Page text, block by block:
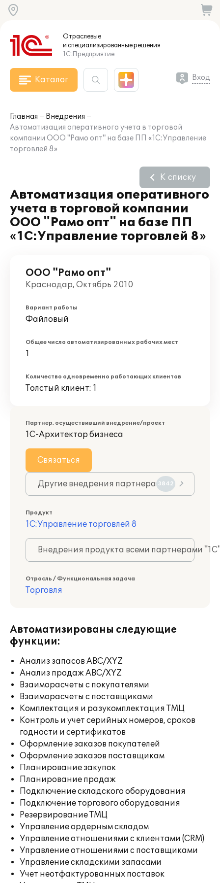
Отраслевые
и специализированныерешения
1С:Предприятие
Каталог Вход
Главная
Внедрения
Автоматизация оперативного учета в торговой
компании ООО "Рамо опт" на базе ПП «1С:Управление
торговлей 8»
Автоматизация оперативного
учета в торговой компании
ООО "Рамо опт" на базе ПП
«1С:Управление торговлей 8»
К списку
ООО "Рамо опт"
Краснодар, Октябрь 2010
Вариант работы
Файловый
Общее число автоматизированных рабочих мест
1
Количество одновременно работающих клиентов
Толстый клиент: 1
Партнер, осуществивший внедрение/проект
1С-Архитектор бизнеса
Связаться
Другие внедрения партнера 3842
Продукт
1С:Управление торговлей 8
Внедрения продукта всеми партнерами
Отрасль / Функциональная задача
Торговля
Автоматизированы следующие
функции:
Анализ запасов ABC/XYZ
Анализ продаж ABC/XYZ
Взаиморасчеты с покупателями
Взаиморасчеты с поставщиками
Комплектация и разукомплектация ТМЦ
Контроль и учет серийных номеров, сроков
годности и сертификатов
Оформление заказов покупателей
Оформление заказов поставщикам
Планирование закупок
Планирование продаж
Подключение складского оборудования
Подключение торгового оборудования
Резервирование ТМЦ
Управление ордерным складом
Управление отношениями с клиентами (CRM)
Управление отношениями с поставщиками
Управление складскими запасами
Учет неотфактурованных поставок